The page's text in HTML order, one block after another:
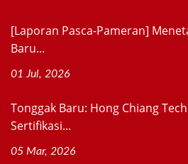
[Laporan Pasca-Pameran]
Baru...
01 Jul, 2026
Tonggak Baru: Hong Chiang
Sertifikasi...
05 Mar, 2026